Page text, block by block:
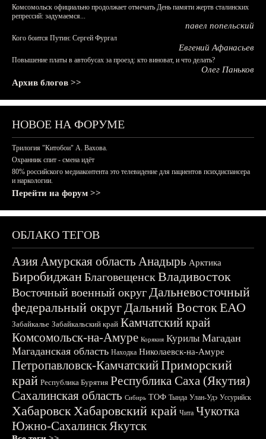
Комсомольск официально продолжает отмечать День памяти жертв сталинских
репрессий: задумаемся...
павел попельский
Кого боится Путин: Сергей Фургал
Евгений Афанасьев
Повышение платы в автобусах за проезд: кто виноват, и что делать?
Олег Паньков
Архив блогов >>
НОВОЕ НА ФОРУМЕ
Трилогия "Китобои" А. Вахова.
Охранник спит - смена идёт
80% российского медиаконтента это телевидение для пациентов психдиспансера
и наркологии.
Перейти на форум >>
ОБЛАКО ТЕГОВ
АзияАмурская область Анадырь Арктика
БиробиджанБлаговещенскВладивосток
Восточный военный округДальневосточный
федеральный округДальний ВостокЕАО
Забайкалье Забайкальский край Камчатский край
Комсомольск-на-Амуре Корякия Курилы Магадан
Магаданская область Находка Николаевск-на-Амуре
Петропавловск-КамчатскийПриморский
край Республика Бурятия Республика Саха (Якутия)
Сахалинская область Сибирь ТОФ Тында Улан-Удэ Уссурийск
ХабаровскХабаровский край Чита Чукотка
Южно-СахалинскЯкутск